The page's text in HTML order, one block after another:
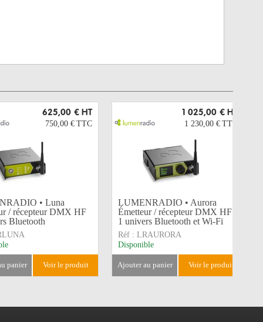
625,00 € HT
750,00 € TTC
• Luna
/ récepteur DMX HF
Bluetooth
panier voir le produit
1 025,00 € HT
1 230,00 € TTC
LUMENRADIO • Aurora
Émetteur / récepteur DMX HF
1 univers Bluetooth et Wi-Fi
Réf : LRAURORA
Disponible
ajouter au panier voir le produit